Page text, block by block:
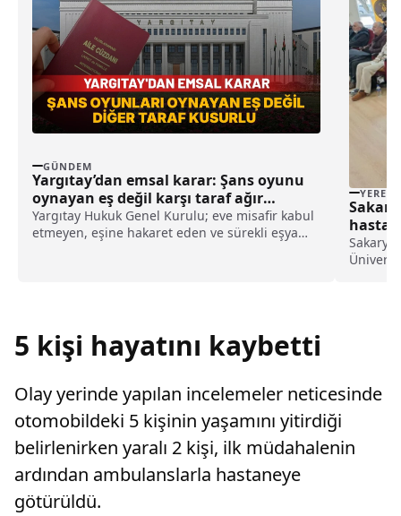
GÜNDEM
Yargıtay’dan emsal karar: Şans oyunu
oynayan eş değil karşı taraf ağır
kusurlu sayıldı
Yargıtay Hukuk Genel Kurulu; eve misafir kabul
etmeyen, eşine hakaret eden ve sürekli eşya
YEREL
haberi
5 kişi hayatını kaybetti
Olay yerinde yapılan incelemeler neticesinde
otomobildeki 5 kişinin yaşamını yitirdiği
belirlenirken yaralı 2 kişi, ilk müdahalenin
ardından ambulanslarla hastaneye
götürüldü.